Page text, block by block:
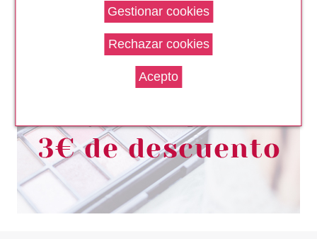
SKIN GENERICS TONICO
ML
Pvr 12.95€
desde
6.50€